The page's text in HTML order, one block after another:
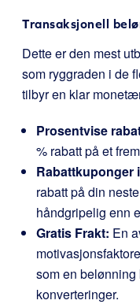
Transaksjonell
Dette er den mest
som ryggraden i de
tilbyr en klar
Prosentvise
% rabatt på et
Rabattkuponger
rabatt på din
håndgripelig enn
Gratis Frakt: En
som en
konverteringer.